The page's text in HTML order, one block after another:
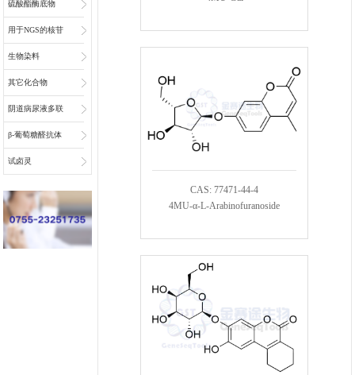
硫酸酯酶底物
用于NGS的核苷
和核苷酸
生物染料
其它化合物
阴道病尿液多联
检底物
β-葡萄糖醛抗体
偶联物连接子
试卤灵
CAS: 77471-44-4
4MU-α-L-Arabinofuranoside